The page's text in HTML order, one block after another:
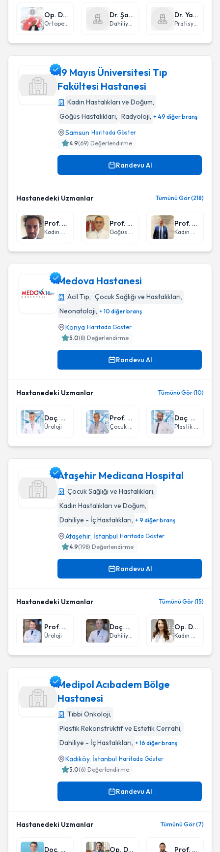
Op. Dr. Orhan Balta
Ortopedi ve Travmatoloji
Dr. Şafak Şahin
Dahiliye - İç Hastalıkları
Dr. Yasin Taşkın
Pratisyen Hekimlik
19 Mayıs Üniversitesi Tıp
Fakültesi Hastanesi
Kadın Hastalıkları ve Doğum,
Göğüs Hastalıkları, Radyoloji, + 49 diğer branş
Samsun Haritada Göster
4.9(69) Değerlendirme
Randevu Al
Hastanedeki Uzmanlar Tümünü Gör (218)
Prof. Dr. Abdülkadir Bakay
Kadın Hastalıkları ve Doğum
Prof. Dr. Oğuz Uzun
Göğüs Hastalıkları
Prof. Dr. Davut Güven
Kadın Hastalıkları ve Doğum
Medova Hastanesi
Acil Tıp, Çocuk Sağlığı ve Hastalıkları,
Neonatoloji, + 10 diğer branş
Konya Haritada Göster
5.0(8) Değerlendirme
Randevu Al
Hastanedeki Uzmanlar Tümünü Gör (10)
Doç. Dr. İbrahim Buldu
Üroloji
Prof. Dr. Engin Günel
Çocuk Cerrahisi
Doç. Dr. Mustafa Sütçü
Plastik Rekonstrüktif ve Estetik Cerrahi
Ataşehir Medicana Hospital
Çocuk Sağlığı ve Hastalıkları,
Kadın Hastalıkları ve Doğum,
Dahiliye - İç Hastalıkları, + 9 diğer branş
Ataşehir, İstanbul Haritada Göster
4.9(198) Değerlendirme
Randevu Al
Hastanedeki Uzmanlar Tümünü Gör (15)
Prof. Dr. Yılören Tanıdır
Üroloji
Doç. Dr. Abdullah Taşlıpınar
Dahiliye - İç Hastalıkları
Op. Dr. Beste Turhan
Kadın Hastalıkları ve Doğum
Medipol Acıbadem Bölge
Hastanesi
Tıbbi Onkoloji,
Plastik Rekonstrüktif ve Estetik Cerrahi,
Dahiliye - İç Hastalıkları, + 16 diğer branş
Kadıköy, İstanbul Haritada Göster
5.0(6) Değerlendirme
Randevu Al
Hastanedeki Uzmanlar Tümünü Gör (7)
Doç. Dr. Gürkan Danışan Op. Dr. Burak Ergün Tatar Prof. Dr. Mesrur Selçuk Sılay